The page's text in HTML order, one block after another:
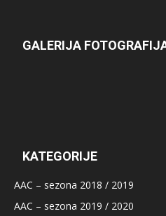
GALERIJA
KATEGORIJE
AAC – sezona 2018 / 2019
AAC – sezona 2019 / 2020